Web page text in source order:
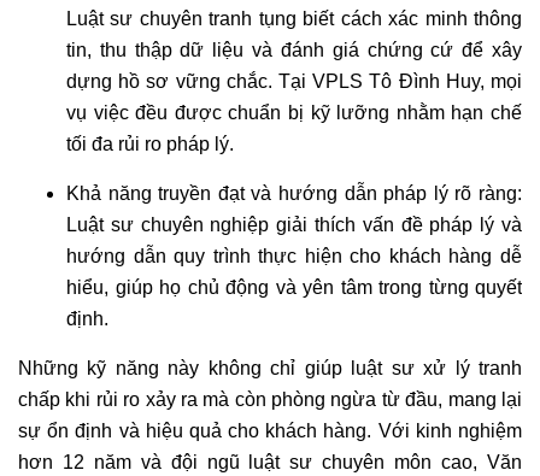
Luật sư chuyên tranh tụng biết cách xác minh thông
tin, thu thập dữ liệu và đánh giá chứng cứ để xây
dựng hồ sơ vững chắc. Tại VPLS Tô Đình Huy, mọi
vụ việc đều được chuẩn bị kỹ lưỡng nhằm hạn chế
tối đa rủi ro pháp lý.
Khả năng truyền đạt và hướng dẫn pháp lý rõ ràng:
Luật sư chuyên nghiệp giải thích vấn đề pháp lý và
hướng dẫn quy trình thực hiện cho khách hàng dễ
hiểu, giúp họ chủ động và yên tâm trong từng quyết
định.
Những kỹ năng này không chỉ giúp luật sư xử lý tranh
chấp khi rủi ro xảy ra mà còn phòng ngừa từ đầu, mang lại
sự ổn định và hiệu quả cho khách hàng. Với kinh nghiệm
hơn 12 năm và đội ngũ luật sư chuyên môn cao, Văn